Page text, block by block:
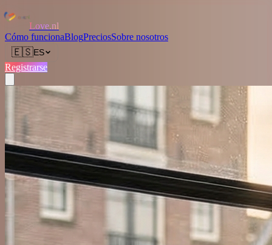
Love.nl
Cómo funcionaBlogPreciosSobre nosotros
🇪🇸ES
Registrarse